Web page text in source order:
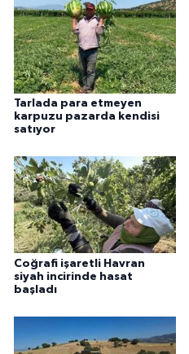
Tarlada para etmeyen
karpuzu pazarda kendisi
satıyor
Coğrafi işaretli Havran
siyah incirinde hasat
başladı